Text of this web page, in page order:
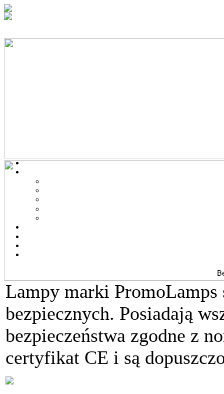
Lampy marki PromoLamps
bezpiecznych. Posiadają
bezpieczeństwa zgodne z
certyfikat CE i są